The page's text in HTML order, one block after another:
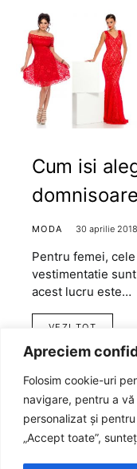
Apreciem
Folosim cookie-uri
navigare, pentru a
personalizat și
„Accept toate”,
Cum isi
MODA 30 aprilie 2018
Pentru femei,
vestimentatie
acest lucru este…
VEZI TOT